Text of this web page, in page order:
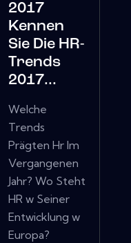
2017
Kennen
Sie Die HR-
Trends
2017...
Welche
Trends
Prägten Hr Im
Vergangenen
Jahr? Wo Steht
HR w Seiner
Entwicklung w
Europa?